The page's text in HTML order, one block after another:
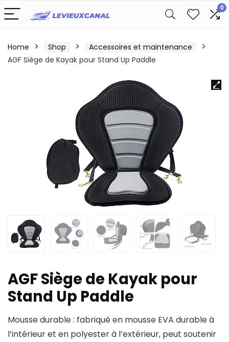
0
Home Shop
Accessoires et maintenance
AGF Siège de Kayak pour Stand Up Paddle
AGF Siège de Kayak pour
Stand Up Paddle
Mousse durable : fabriqué en mousse EVA durable à
l’intérieur et en polyester à l’extérieur, peut soutenir